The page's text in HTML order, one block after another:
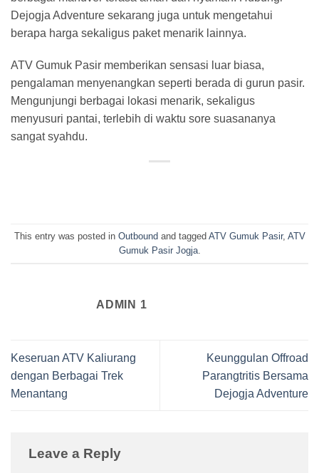
Dejogja Adventure sekarang juga untuk mengetahui
berapa harga sekaligus paket menarik lainnya.
ATV Gumuk Pasir memberikan sensasi luar biasa,
pengalaman menyenangkan seperti berada di gurun pasir.
Mengunjungi berbagai lokasi menarik, sekaligus
menyusuri pantai, terlebih di waktu sore suasananya
sangat syahdu.
This entry was posted in Outboundand tagged ATV Gumuk Pasir, ATV
Gumuk Pasir Jogja.
ADMIN 1
Keseruan ATV Kaliurang
dengan Berbagai Trek
Menantang
Keunggulan Offroad
Parangtritis Bersama
Dejogja Adventure
Leave a Reply